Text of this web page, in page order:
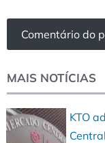
MAIS NOTÍCIAS
KTO